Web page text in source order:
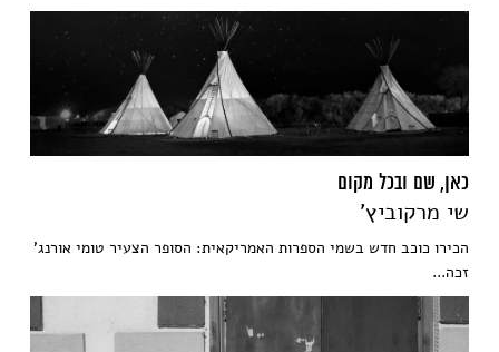
כאן, שם ובכל מקום
שי מרקוביץ'
הכירו כוכב חדש בשמי הספרות האמריקאית: הסופר הצעיר טומי אורנג'
זכה...